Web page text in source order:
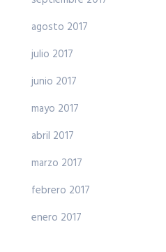
agosto 2017
julio 2017
junio 2017
mayo 2017
abril 2017
marzo 2017
febrero 2017
enero 2017